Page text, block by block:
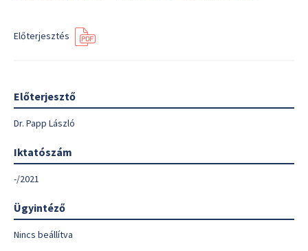
Előterjesztés
Előterjesztő
Dr. Papp László
Iktatószám
-/2021
Ügyintéző
Nincs beállítva